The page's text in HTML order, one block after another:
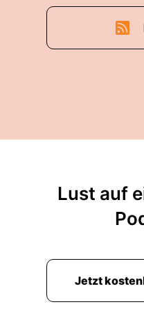
Lust auf
Jetzt